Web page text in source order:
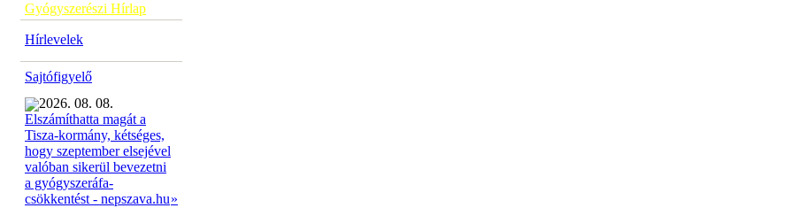
Gyógyszerészi Hírlap
Hírlevelek
Sajtófigyelő
2026. 08. 08.
Elszámíthatta magát a
Tisza-kormány, kétséges,
hogy szeptember elsejével
valóban sikerül bevezetni
a gyógyszeráfa-
csökkentést - nepszava.hu»